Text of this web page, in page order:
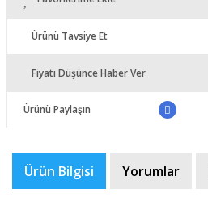
Ürünü Tavsiye Et
Fiyatı Düşünce Haber Ver
Ürünü Paylaşın
Ürün Bilgisi Yorumlar